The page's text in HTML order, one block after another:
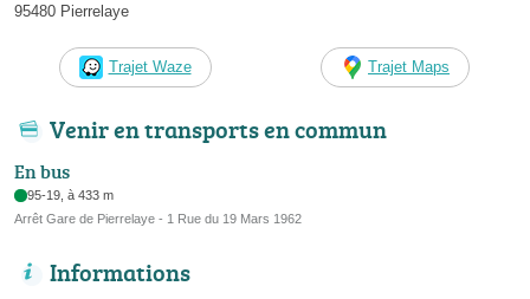
95480 Pierrelaye
Trajet Waze Trajet Maps
Venir en transports en commun
En bus
95-19, à 433 m
Arrêt Gare de Pierrelaye - 1 Rue du 19 Mars 1962
Informations